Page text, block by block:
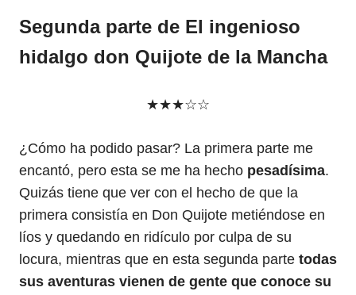
Segunda parte de El ingenioso
hidalgo don Quijote de la Mancha
★★★☆☆
¿Cómo ha podido pasar? La primera parte me
encantó, pero esta se me ha hecho pesadísima.
Quizás tiene que ver con el hecho de que la
primera consistía en Don Quijote metiéndose en
líos y quedando en ridículo por culpa de su
locura, mientras que en esta segunda parte todas
sus aventuras vienen de gente que conoce su